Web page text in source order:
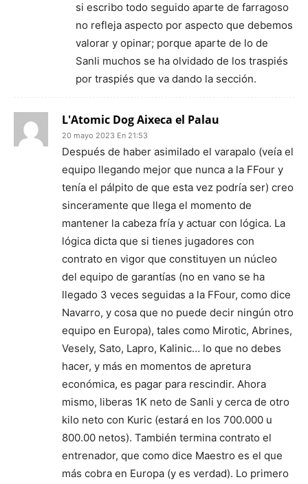
si escribo todo seguido aparte de farragoso
no refleja aspecto por aspecto que debemos
valorar y opinar; porque aparte de lo de
Sanli muchos se ha olvidado de los traspiés
por traspiés que va dando la sección.
L'Atomic Dog Aixeca el Palau
20 mayo 2023 En 21:53
Después de haber asimilado el varapalo (veía el
equipo llegando mejor que nunca a la FFour y
tenía el pálpito de que esta vez podría ser) creo
sinceramente que llega el momento de
mantener la cabeza fría y actuar con lógica. La
lógica dicta que si tienes jugadores con
contrato en vigor que constituyen un núcleo
del equipo de garantías (no en vano se ha
llegado 3 veces seguidas a la FFour, como dice
Navarro, y cosa que no puede decir ningún otro
equipo en Europa), tales como Mirotic, Abrines,
Vesely, Sato, Lapro, Kalinic… lo que no debes
hacer, y más en momentos de apretura
económica, es pagar para rescindir. Ahora
mismo, liberas 1K neto de Sanli y cerca de otro
kilo neto con Kuric (estará en los 700.000 u
800.00 netos). También termina contrato el
entrenador, que como dice Maestro es el que
más cobra en Europa (y es verdad). Lo primero